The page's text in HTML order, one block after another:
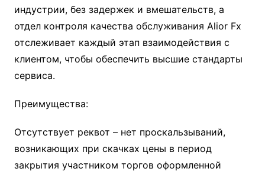
индустрии, без задержек и вмешательств, а
отдел контроля качества обслуживания Alior Fx
отслеживает каждый этап взаимодействия с
клиентом, чтобы обеспечить высшие стандарты
сервиса.
Преимущества:
Отсутствует реквот – нет проскальзываний,
возникающих при скачках цены в период
закрытия участником торгов оформленной